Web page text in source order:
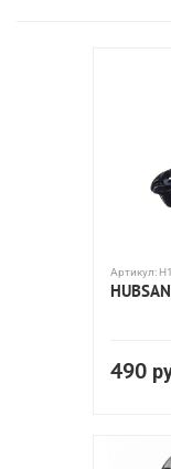
Артикул:
490